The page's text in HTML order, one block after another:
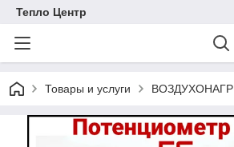
Тепло Центр
Товары и услуги